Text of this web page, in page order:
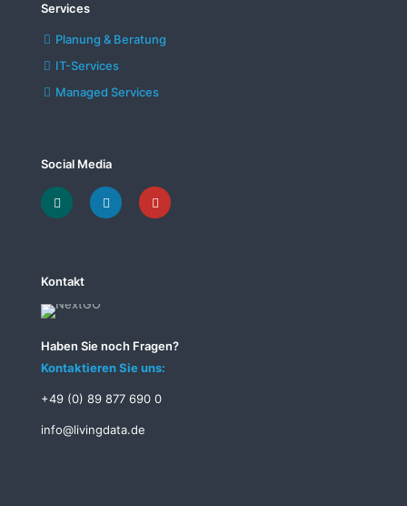
Services
Planung & Beratung
IT-Services
Managed Services
Social Media
Kontakt
Haben Sie noch Fragen?
Kontaktieren Sie uns:
+49 (0) 89 877 690 0
info@livingdata.de